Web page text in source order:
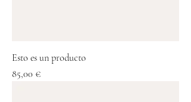
Esto es un producto
Precio
85,00 €